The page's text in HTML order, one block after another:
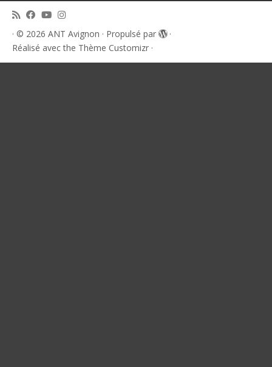
· © 2026 ANT Avignon · Propulsé par
·
Réalisé avec the Thème Customizr ·